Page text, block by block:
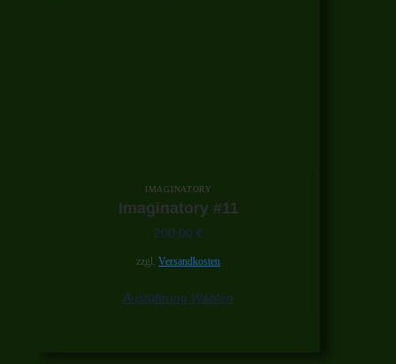
IMAGINATORY
Imaginatory #11
200,00 €
zzgl.Versandkosten
Ausführung Wählen